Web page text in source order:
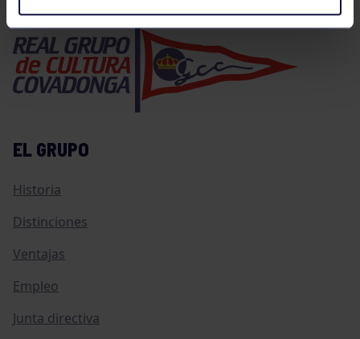
EL GRUPO
Historia
Distinciones
Ventajas
Empleo
Junta directiva